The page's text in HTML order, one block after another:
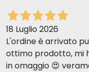
18 Luglio 2026
L'ordine è arrivato
ottimo prodotto, mi
in omaggio 😍